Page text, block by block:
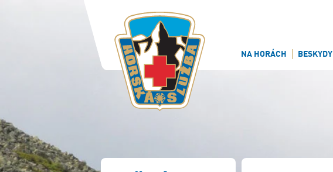
NA HORÁCH BESKYDY